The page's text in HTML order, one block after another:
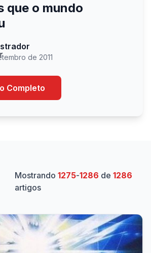
que o mundo
de 2011
Completo
Mostrando1275-1286 de 1286
artigos